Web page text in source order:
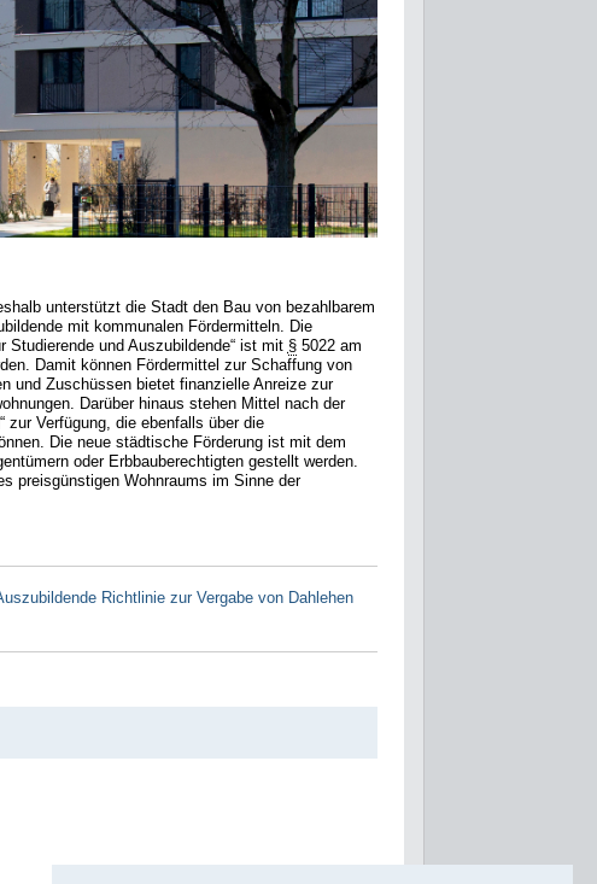
unterstützt die Stadt den Bau von bezahlbarem
mit kommunalen Fördermitteln. Die
Studierende und Auszubildende“ ist mit §5022 am
Damit können Fördermittel zur Schaffung von
und Zuschüssen bietet finanzielle Anreize zur
Darüber hinaus stehen Mittel nach der
zur Verfügung, die ebenfalls über die
Die neue städtische Förderung ist mit dem
oder Erbbauberechtigten gestellt werden.
preisgünstigen Wohnraums im Sinne der
Richtlinie zur Vergabe von Dahlehen